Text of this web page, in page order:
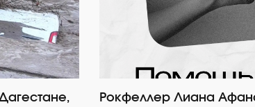
Рокфеллер Лиана